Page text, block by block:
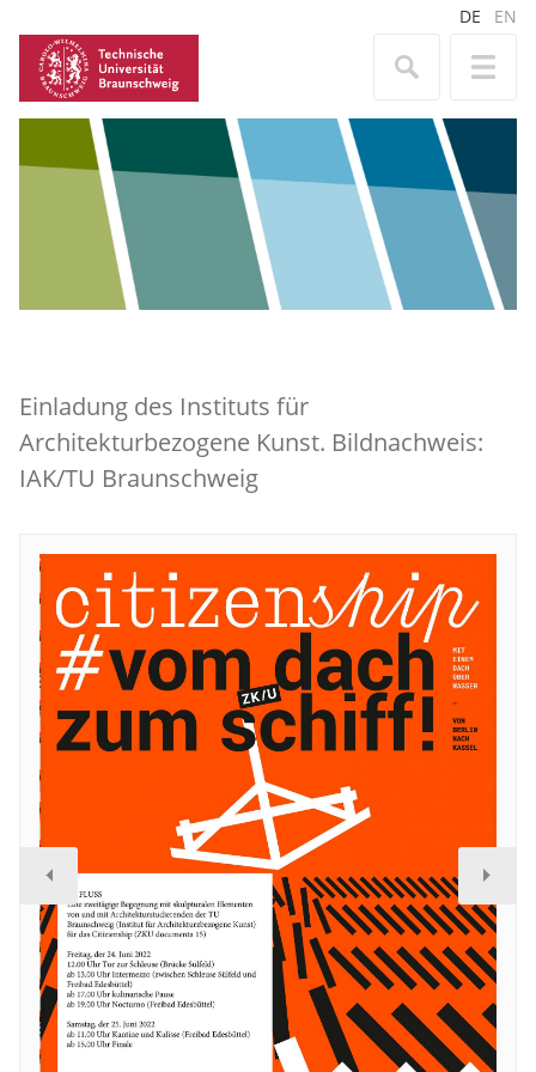
DE EN
Einladung des Instituts für
Architekturbezogene Kunst. Bildnachweis:
IAK/TU Braunschweig